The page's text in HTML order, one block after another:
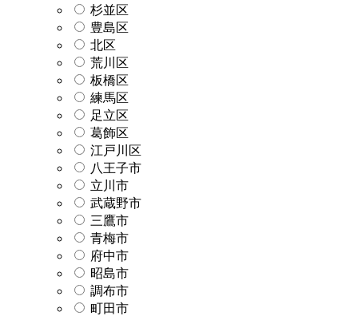
杉並区
豊島区
北区
荒川区
板橋区
練馬区
足立区
葛飾区
江戸川区
八王子市
立川市
武蔵野市
三鷹市
青梅市
府中市
昭島市
調布市
町田市